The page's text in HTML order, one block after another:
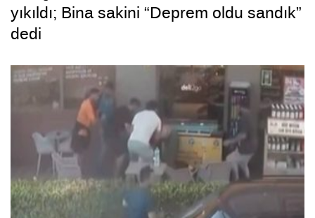
yıkıldı; Bina sakini “Deprem oldu sandık”
dedi